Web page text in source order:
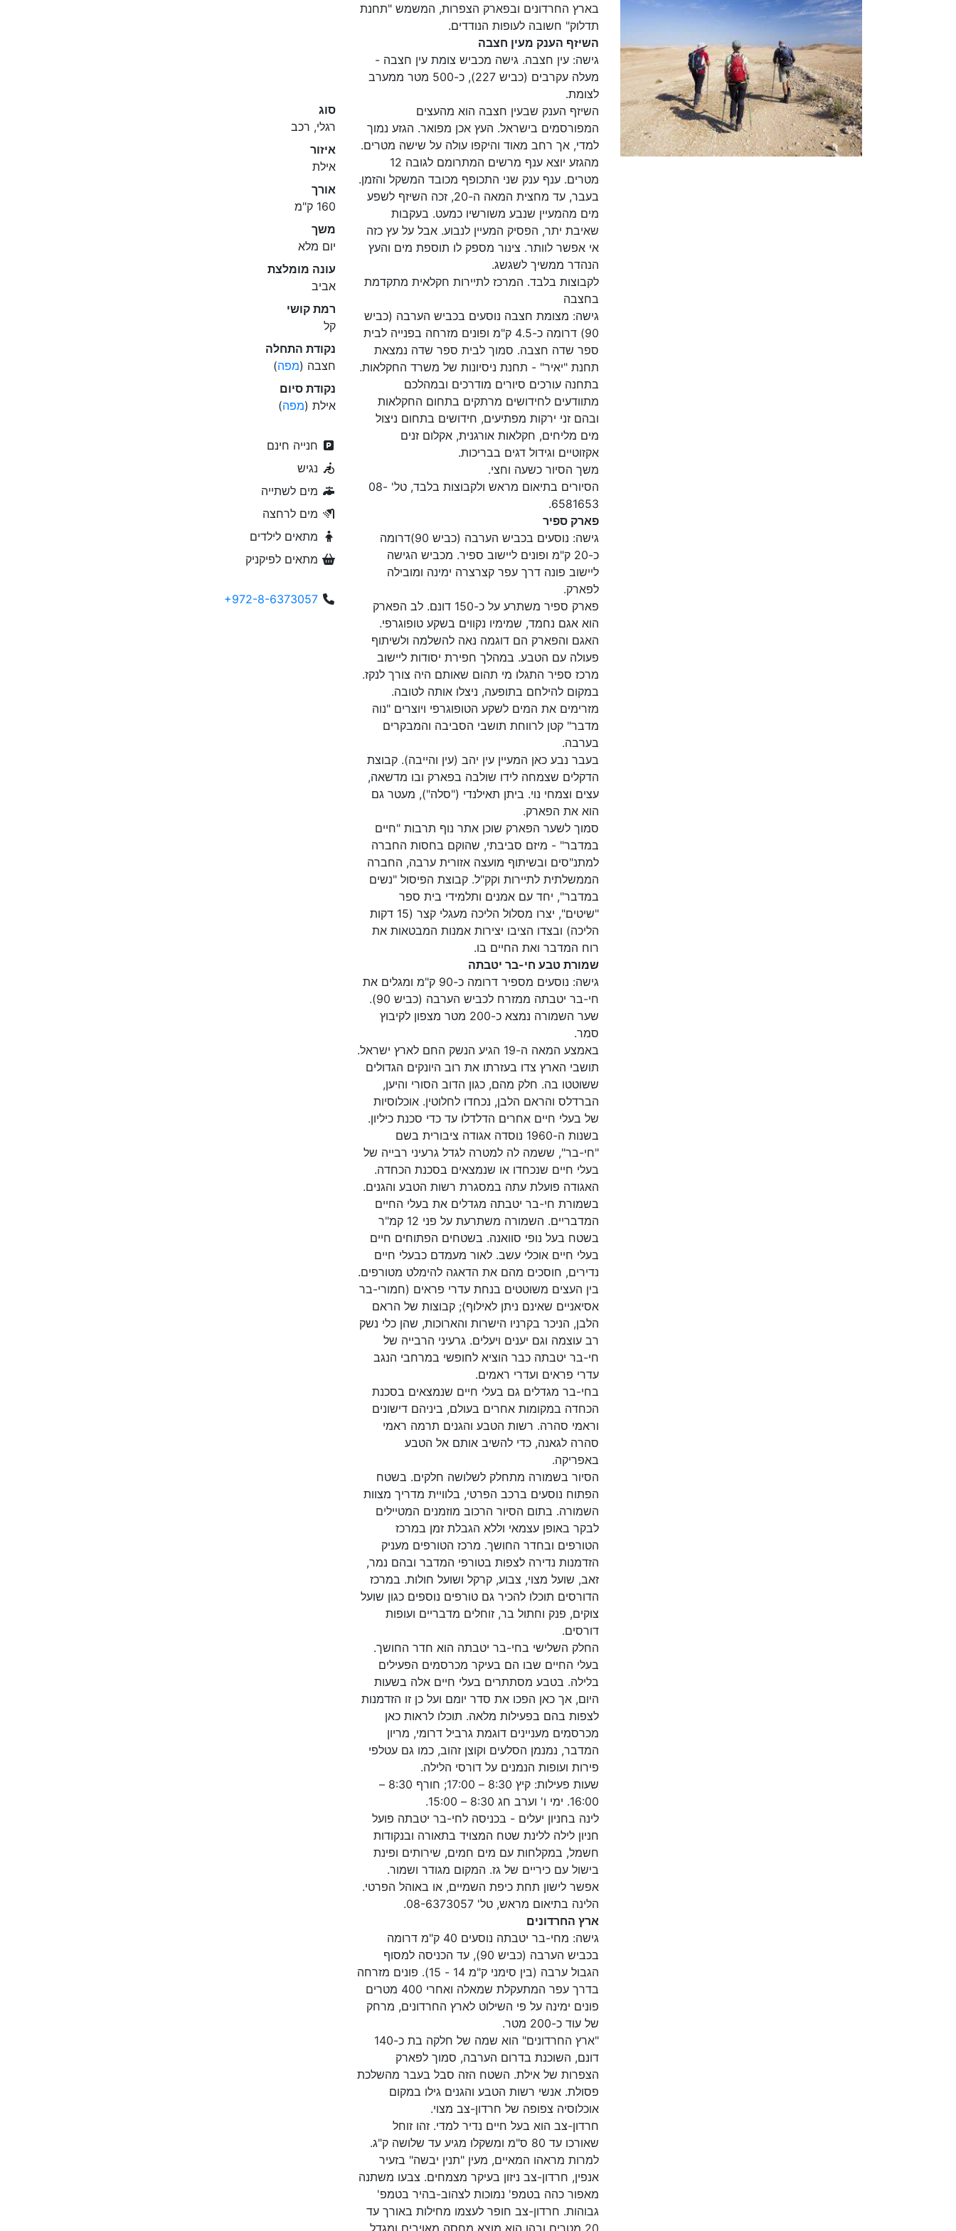
בארץ החרדונים ובפארק הצפרות, המשמש "תחנת
תדלוק" חשובה לעופות הנודדים.
השיזף הענק מעין חצבה
גישה: עין חצבה. גישה מכביש צומת עין חצבה -
מעלה עקרבים (כביש 227), כ-500 מטר ממערב
לצומת.
השיזף הענק שבעין חצבה הוא מהעצים
המפורסמים בישראל. העץ אכן מפואר. הגזע נמוך
למדי, אך רחב מאוד והיקפו עולה על שישה מטרים.
מהגזע יוצא ענף מרשים המתרומם לגובה 12
מטרים. ענף ענק שני התכופף מכובד המשקל והזמן.
בעבר, עד מחצית המאה ה-20, זכה השיזף לשפע
מים מהמעיין שנבע משורשיו כמעט. בעקבות
שאיבת יתר, הפסיק המעיין לנבוע. אבל על עץ כזה
אי אפשר לוותר. צינור מספק לו תוספת מים והעץ
הנהדר ממשיך לשגשג.
לקבוצות בלבד. המרכז לתיירות חקלאית מתקדמת
בחצבה
גישה: מצומת חצבה נוסעים בכביש הערבה (כביש
90) דרומה כ-4.5 ק"מ ופונים מזרחה בפנייה לבית
ספר שדה חצבה. סמוך לבית ספר שדה נמצאת
תחנת "יאיר" - תחנת ניסיונות של משרד החקלאות.
בתחנה עורכים סיורים מודרכים ובמהלכם
מתוודעים לחידושים מרתקים בתחום החקלאות
ובהם זני ירקות מפתיעים, חידושים בתחום ניצול
מים מליחים, חקלאות אורגנית, אקלום זנים
אקזוטיים וגידול דגים בבריכות.
משך הסיור כשעה וחצי.
הסיורים בתיאום מראש ולקבוצות בלבד, טל' 08-
6581653.
פארק ספיר
גישה: נוסעים בכביש הערבה (כביש 90)
דרומה
כ-20 ק"מ ופונים ליישוב ספיר. מכביש הגישה
ליישוב פונה דרך עפר קצרצרה ימינה ומובילה
לפארק.
פארק ספיר משתרע על כ-150 דונם. לב הפארק
הוא אגם נחמד, שמימיו נקווים בשקע טופוגרפי.
האגם והפארק הם דוגמה נאה להשלמה ולשיתוף
פעולה עם הטבע. במהלך חפירת יסודות ליישוב
מרכז ספיר התגלו מי תהום שאותם היה צורך לנקז.
במקום להילחם בתופעה, ניצלו אותה לטובה.
מזרימים את המים לשקע הטופוגרפי ויוצרים "נוה
מדבר" קטן לרווחת תושבי הסביבה והמבקרים
בערבה.
בעבר נבע כאן המעיין עין יהב (עין והייבה). קבוצת
הדקלים שצמחה לידו שולבה בפארק ובו מדשאה,
עצים וצמחי נוי. ביתן תאילנדי ("סלה"), מעטר גם
הוא את הפארק.
סמוך לשער הפארק שוכן אתר נוף תרבות "חיים
במדבר" - מיזם סביבתי, שהוקם בחסות החברה
למתנ"סים ובשיתוף מועצה אזורית ערבה, החברה
הממשלתית לתיירות וקק"ל. קבוצת הפיסול "נשים
במדבר", יחד עם אמנים ותלמידי בית ספר
"שיטים", יצרו מסלול הליכה מעגלי קצר (15 דקות
הליכה) ובצדו הציבו יצירות אמנות המבטאות את
רוח המדבר ואת החיים בו.
שמורת טבע חי-בר יטבתה
גישה: נוסעים מספיר דרומה כ-90 ק"מ ומגלים את
חי-בר יטבתה ממזרח לכביש הערבה (כביש 90).
שער השמורה נמצא כ-200 מטר מצפון לקיבוץ
סמר.
באמצע המאה ה-19 הגיע הנשק החם לארץ ישראל.
תושבי הארץ צדו בעזרתו את רוב היונקים הגדולים
ששוטטו בה. חלק מהם, כגון הדוב הסורי והיען,
הברדלס והראם הלבן, נכחדו לחלוטין. אוכלוסיות
של בעלי חיים אחרים הדלדלו עד כדי סכנת כיליון.
בשנות ה-1960 נוסדה אגודה ציבורית בשם
"חי-בר", ששמה לה למטרה לגדל גרעיני רבייה של
בעלי חיים שנכחדו או שנמצאים בסכנת הכחדה.
האגודה פועלת עתה במסגרת רשות הטבע והגנים.
בשמורת חי-בר יטבתה מגדלים את בעלי החיים
המדבריים. השמורה משתרעת על פני 12 קמ"ר
בשטח בעל נופי סוואנה. בשטחים הפתוחים חיים
בעלי חיים אוכלי עשב. לאור מעמדם כבעלי חיים
נדירים, חוסכים מהם את הדאגה להימלט מטורפים.
בין העצים משוטטים בנחת עדרי פראים (חמורי-בר
אסיאניים שאינם ניתן לאילוף); קבוצות של הראם
הלבן, הניכר בקרניו הישרות והארוכות, שהן כלי נשק
רב עוצמה וגם יענים ויעלים. גרעיני הרבייה של
חי-בר יטבתה כבר הוציא לחופשי במרחבי הנגב
עדרי פראים ועדרי ראמים.
בחי-בר מגדלים גם בעלי חיים שנמצאים בסכנת
הכחדה במקומות אחרים בעולם, ביניהם דישונים
וראמי סהרה. רשות הטבע והגנים תרמה ראמי
סהרה לגאנה, כדי להשיב אותם אל הטבע
באפריקה.
הסיור בשמורה מתחלק לשלושה חלקים. בשטח
הפתוח נוסעים ברכב הפרטי, בלוויית מדריך מצוות
השמורה. בתום הסיור הרכוב מוזמנים המטיילים
לבקר באופן עצמאי וללא הגבלת זמן במרכז
הטורפים ובחדר החושך. מרכז הטורפים מעניק
הזדמנות נדירה לצפות בטורפי המדבר ובהם נמר,
זאב, שועל מצוי, צבוע, קרקל ושועל חולות. במרכז
הדורסים תוכלו להכיר גם טורפים נוספים כגון שועל
צוקים, פנק וחתול בר, זוחלים מדבריים ועופות
דורסים.
החלק השלישי בחי-בר יטבתה הוא חדר החושך.
בעלי החיים שבו הם בעיקר מכרסמים הפעילים
בלילה. בטבע מסתתרים בעלי חיים אלה בשעות
היום, אך כאן הפכו את סדר יומם ועל כן זו הזדמנות
לצפות בהם בפעילות מלאה. תוכלו לראות כאן
מכרסמים מעניינים דוגמת גרביל דרומי, מריון
המדבר, נמנמן הסלעים וקוצן זהוב, כמו גם עטלפי
פירות ועופות הנמנים על דורסי הלילה.
שעות פעילות: קיץ 8:30 – 17:00; חורף 8:30 –
16:00. ימי ו' וערב חג 8:30 – 15:00.
לינה בחניון יעלים - בכניסה לחי-בר יטבתה פועל
חניון לילה ללינת שטח המצויד בתאורה ובנקודות
חשמל, במקלחות עם מים חמים, שירותים ופינת
בישול עם כיריים של גז. המקום מגודר ושמור.
אפשר לישון תחת כיפת השמיים, או באוהל הפרטי.
הלינה בתיאום מראש, טל' 08-6373057.
ארץ החרדונים
גישה: מחי-בר יטבתה נוסעים 40 ק"מ דרומה
בכביש הערבה (כביש 90), עד הכניסה למסוף
הגבול ערבה (בין סימני ק"מ 14 - 15). פונים מזרחה
בדרך עפר המתעקלת שמאלה ואחרי 400 מטרים
פונים ימינה על פי השילוט לארץ החרדונים, מרחק
של עוד כ-200 מטר.
"ארץ החרדונים" הוא שמה של חלקה בת כ-140
דונם, השוכנת בדרום הערבה, סמוך לפארק
הצפרות של אילת. השטח הזה סבל בעבר מהשלכת
פסולת. אנשי רשות הטבע והגנים גילו במקום
אוכלוסיה צפופה של חרדון-צב מצוי.
חרדון-צב הוא בעל חיים נדיר למדי. זהו זוחל
שאורכו עד 80 ס"מ ומשקלו מגיע עד שלושה ק"ג.
למרות מראהו המאיים, מעין "תנין יבשה" בזעיר
אנפין, חרדון-צב ניזון בעיקר מצמחים. צבעו משתנה
מאפור כהה בטמפ' נמוכות לצהוב-בהיר בטמפ'
גבוהות. חרדון-צב חופר לעצמו מחילות באורך עד
20 מטרים ובהן הוא מוצא מחסה מאויבים ומגדל
סוג
רגלי, רכב
איזור
אילת
אורך
160 ק"מ
משך
יום מלא
עונה מומלצת
אביב
רמת קושי
קל
נקודת התחלה
חצבה (מפה)
נקודת סיום
אילת (מפה)
חנייה חינם
נגיש
מים לשתייה
מים לרחצה
מתאים לילדים
מתאים לפיקניק
+972-8-6373057